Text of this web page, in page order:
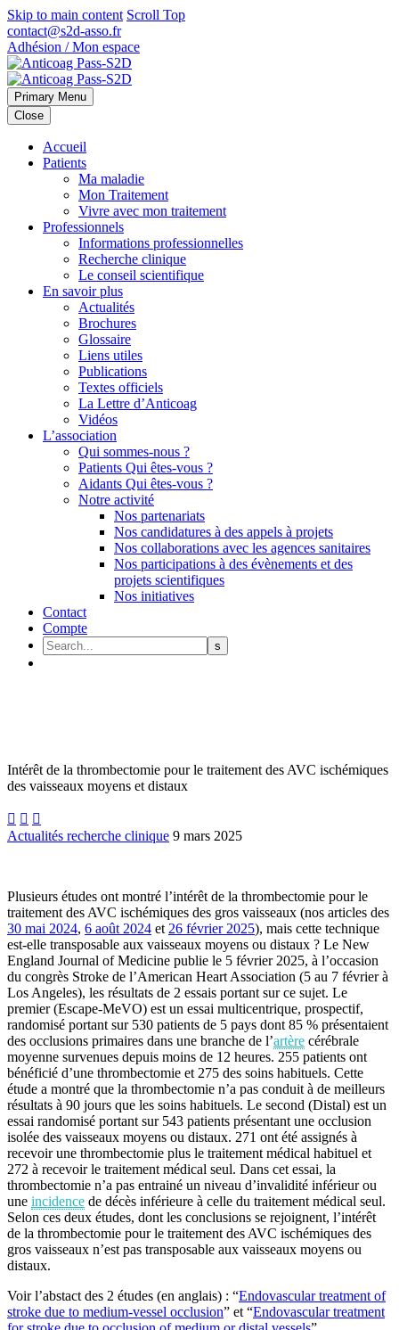
Skip to main content Scroll Top
contact@s2d-asso.fr
Adhésion / Mon espace
Primary Menu
Close
Accueil
Patients
Ma maladie
Mon Traitement
Vivre avec mon traitement
Professionnels
Informations professionnelles
Recherche clinique
Le conseil scientifique
En savoir plus
Actualités
Brochures
Glossaire
Liens utiles
Publications
Textes officiels
La Lettre d’Anticoag
Vidéos
L’association
Qui sommes-nous ?
Patients Qui êtes-vous ?
Aidants Qui êtes-vous ?
Notre activité
Nos partenariats
Nos candidatures à des appels à projets
Nos collaborations avec les agences sanitaires
Nos participations à des évènements et des
projets scientifiques
Nos initiatives
Contact
Compte
Intérêt de la thrombectomie pour le traitement des AVC ischémiques
des vaisseaux moyens et distaux
  
Actualités recherche clinique 9 mars 2025
Plusieurs études ont montré l’intérêt de la thrombectomie pour le
traitement des AVC ischémiques des gros vaisseaux (nos articles des
30 mai 2024, 6 août 2024 et 26 février 2025), mais cette technique
est-elle transposable aux vaisseaux moyens ou distaux ? Le New
England Journal of Medicine publie le 5 février 2025, à l’occasion
du congrès Stroke de l’American Heart Association (5 au 7 février à
Los Angeles), les résultats de 2 essais portant sur ce sujet. Le
premier (Escape-MeVO) est un essai multicentrique, prospectif,
randomisé portant sur 530 patients de 5 pays dont 85 % présentaient
des occlusions primaires dans une branche de l’artère cérébrale
moyenne survenues depuis moins de 12 heures. 255 patients ont
bénéficié d’une thrombectomie et 275 des soins habituels. Cette
étude a montré que la thrombectomie n’a pas conduit à de meilleurs
résultats à 90 jours que les soins habituels. Le second (Distal) est un
essai randomisé portant sur 543 patients présentant une occlusion
isolée des vaisseaux moyens ou distaux. 271 ont été assignés à
recevoir une thrombectomie plus le traitement médical habituel et
272 à recevoir le traitement médical seul. Dans cet essai, la
thrombectomie n’a pas entrainé un niveau d’invalidité inférieur ou
une incidence de décès inférieure à celle du traitement médical seul.
Selon ces deux études, dont les conclusions se rejoignent, l’intérêt
de la thrombectomie pour le traitement des AVC ischémiques des
gros vaisseaux n’est pas transposable aux vaisseaux moyens ou
distaux.
Voir l’abstact des 2 études (en anglais) : “Endovascular treatment of
stroke due to medium-vessel occlusion” et “Endovascular treatment